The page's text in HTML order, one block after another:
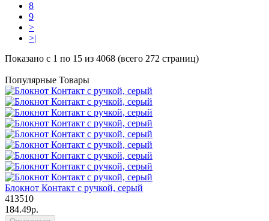
8
9
>
>|
Показано с 1 по 15 из 4068 (всего 272 страниц)
Популярные Товары
Блокнот Контакт с ручкой, серый
413510
184.49р.